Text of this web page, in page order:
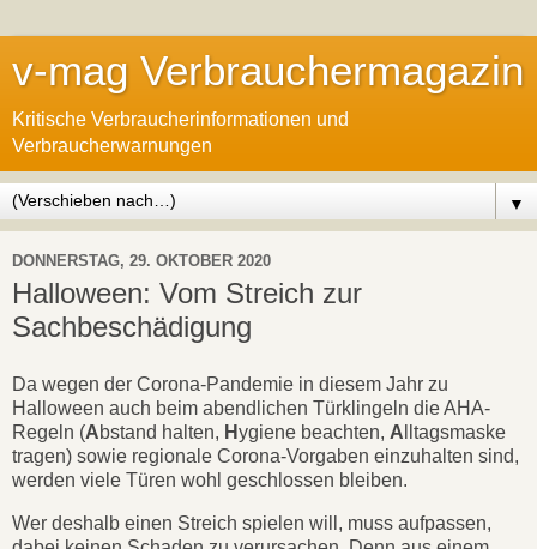
v-mag Verbrauchermagazin
Kritische Verbraucherinformationen und
Verbraucherwarnungen
▼
DONNERSTAG, 29. OKTOBER 2020
Halloween: Vom Streich zur
Sachbeschädigung
Da wegen der Corona-Pandemie in diesem Jahr zu
Halloween auch beim abendlichen Türklingeln die AHA-
Regeln (Abstand halten, Hygiene beachten, A lltagsmaske
tragen) sowie regionale Corona-Vorgaben einzuhalten sind,
werden viele Türen wohl geschlossen bleiben.
Wer deshalb einen Streich spielen will, muss aufpassen,